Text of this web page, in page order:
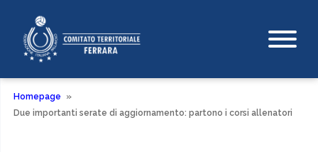
Homepage
»
Due importanti serate di aggiornamento: partono i corsi allenatori